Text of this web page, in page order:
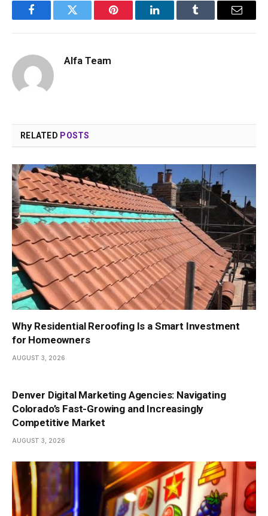
FacebookTwitter Pinterest LinkedInTumblr Email
Alfa Team
RELATED POSTS
Why Residential Reroofing Is a Smart Investment
for Homeowners
AUGUST 3, 2026
Denver Digital Marketing Agencies: Navigating
Colorado’s Fast-Growing and Increasingly
Competitive Market
AUGUST 3, 2026